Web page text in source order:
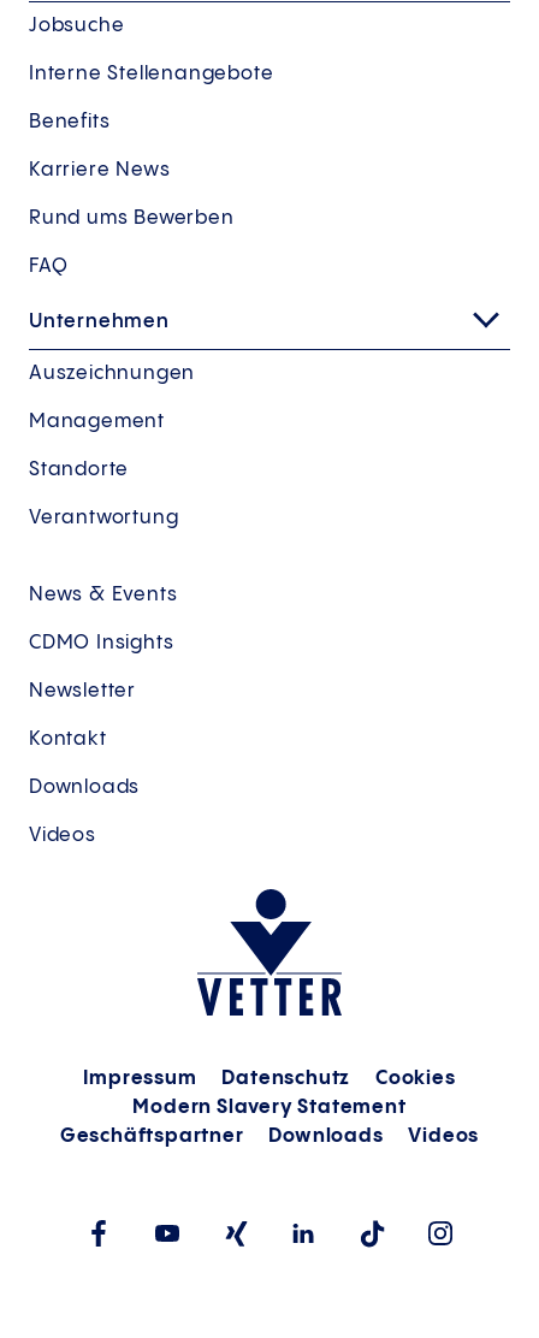
Jobsuche
Interne Stellenangebote
Benefits
Karriere News
Rund ums Bewerben
FAQ
Unternehmen
Auszeichnungen
Management
Standorte
Verantwortung
News & Events
CDMO Insights
Newsletter
Kontakt
Downloads
Videos
Impressum Datenschutz
Cookies
Modern Slavery Statement
Geschäftspartner
Downloads Videos